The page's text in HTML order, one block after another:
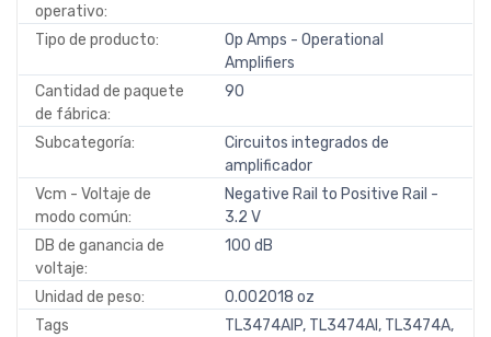
operativo:
Tipo de producto:
Op Amps - Operational
Amplifiers
Cantidad de paquete
de fábrica:
90
Subcategoría:
Circuitos integrados de
amplificador
Vcm - Voltaje de
modo común:
Negative Rail to Positive Rail -
3.2 V
DB de ganancia de
voltaje:
100 dB
Unidad de peso:
0.002018 oz
Tags
TL3474AIP, TL3474AI, TL3474A,